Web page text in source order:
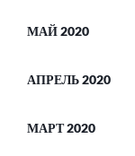
МАЙ 2020
АПРЕЛЬ 2020
МАРТ 2020